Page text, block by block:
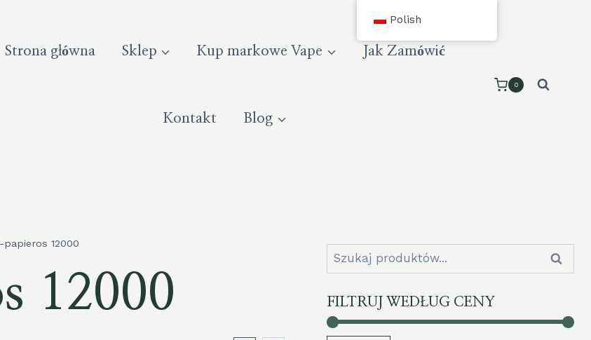
Strona główna Sklep Kup markowe Vape Jak Zamówić
Kontakt Blog
0
papieros 12000
12000
Szukaj: Szukaj
FILTRUJ WEDŁUG CENY
Polish